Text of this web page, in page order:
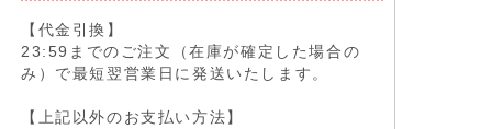
【代金引換】
23:59までのご注文（在庫が確定した場合の
み）で最短翌営業日に発送いたします。
【上記以外のお支払い方法】